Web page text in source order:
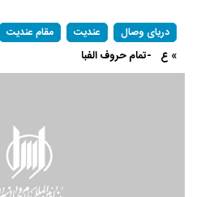
دریای وصال عندیت مقام عندیت
» ع -تمام حروف الفبا